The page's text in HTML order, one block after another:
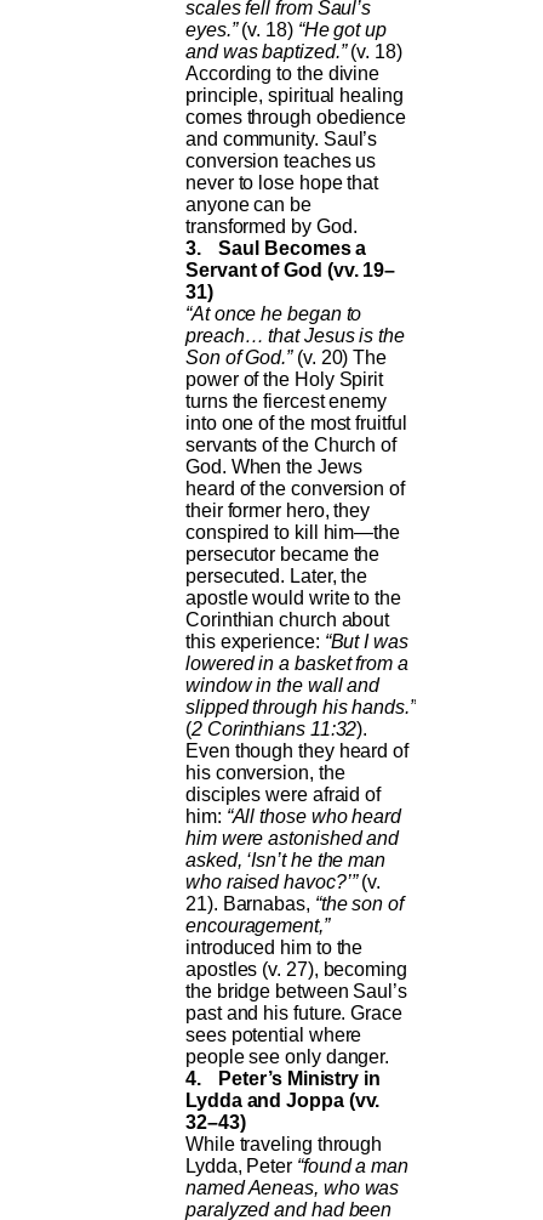
scales fell from Saul’s
eyes.”(v. 18) “He got up
and was baptized.”(v. 18)
According to the divine
principle, spiritual healing
comes through obedience
and community. Saul’s
conversion teaches us
never to lose hope that
anyone can be
transformed by God.
3.
Saul Becomes a
Servant of God (vv. 19–
31)
“At once he began to
preach… that Jesus is the
Son of God.”(v. 20) The
power of the Holy Spirit
turns the fiercest enemy
into one of the most fruitful
servants of the Church of
God. When the Jews
heard of the conversion of
their former hero, they
conspired to kill him—the
persecutor became the
persecuted. Later, the
apostle would write to the
Corinthian church about
this experience: “But I was
lowered in a basket from a
window in the wall and
slipped through his hands.”
(2 Corinthians 11:32).
Even though they heard of
his conversion, the
disciples were afraid of
him: “All those who heard
him were astonished and
asked, ‘Isn’t he the man
who raised havoc?’”(v.
21). Barnabas, “the son of
encouragement,”
introduced him to the
apostles (v. 27), becoming
the bridge between Saul’s
past and his future. Grace
sees potential where
people see only danger.
4.
Peter’s Ministry in
Lydda and Joppa (vv.
32–43)
While traveling through
Lydda, Peter “found a man
named Aeneas, who was
paralyzed and had been